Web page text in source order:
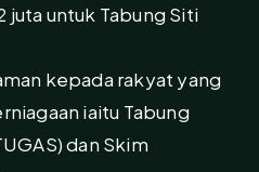
untuk Tabung Siti
kepada rakyat yang
iaitu Tabung
dan Skim